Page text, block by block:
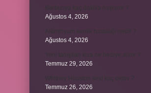
Ağustos 4, 2026
Ağustos 4, 2026
Temmuz 29, 2026
Temmuz 26, 2026